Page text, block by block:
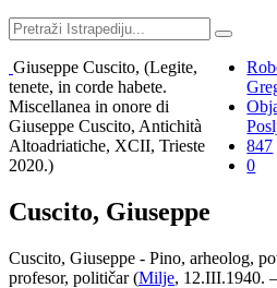
Giuseppe Cuscito, (Legite,
tenete, in corde habete.
Miscellanea in onore di
Giuseppe Cuscito, Antichità
Altoadriatiche, XCII, Trieste
2020.)
847
0
Cuscito, Giuseppe
Cuscito, Giuseppe - Pino, arheolog,
profesor, političar (Milje, 12.III.1940.